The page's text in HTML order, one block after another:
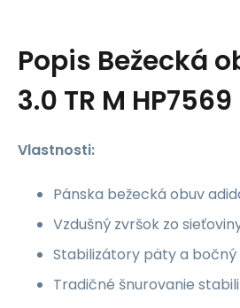
Popis Bežecká
3.0 TR M HP7569
Vlastnosti:
Pánska bežecká obuv
Vzdušný zvršok zo
Stabilizátory päty a bočný
Tradičné šnurovanie